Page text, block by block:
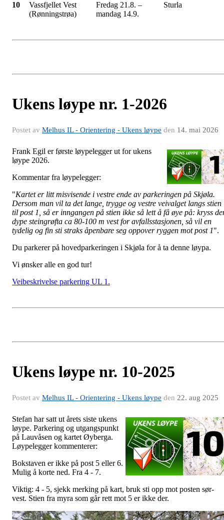
10
Vassfjellet Vest
(Rønningstrøa)
Fredag 21.8. –
mandag 14.9.
Sturla
Ukens løype nr. 1-2026
Postet av Melhus IL - Orientering - Ukens løype den 14. mai 2026
Frank Egil er første løypelegger ut for ukens
løype 2026.
Kommentar fra løypelegger:
"Kartet er litt misvisende i vestre ende av parkeringen på Skjøla.
Dersom man vil ta det lange, trygge og vestre veivalget langs stien
til post 1, så er inngangen på stien ikke så lett å få øye på: kryss
dype steingrøfta ca 80-100 m vest for avfallsstasjonen, så vil en
tydelig og fin sti straks åpenbare seg oppover ryggen mot post 1".
Du parkerer på hovedparkeringen i Skjøla for å ta denne løypa.
Vi ønsker alle en god tur!
Veibeskrivelse parkering UL 1.
Ukens løype nr. 10-2025
Postet av Melhus IL - Orientering - Ukens løype den 22. aug 2025
Stefan har satt ut årets siste ukens
løype. Parkering og utgangspunkt
på Lauvåsen og kartet Øyberga.
Løypelegger kommenterer:
Bokstaven er ikke på post 5 eller 6.
Mulig å korte ned. Fra 4 - 7.
Viktig: 4 - 5, sjekk merking på kart, bruk sti opp mot posten sør-
vest. Stien fra myra som går rett mot 5 er ikke der.